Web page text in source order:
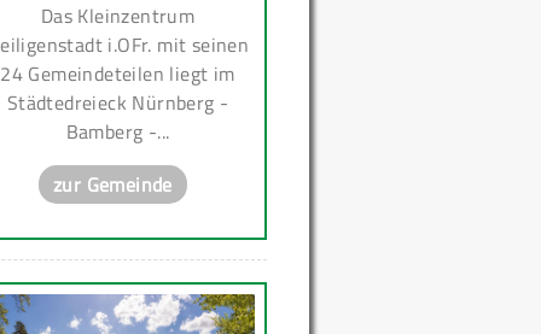
Das Kleinzentrum
i.OFr. mit seinen
24 Gemeindeteilen liegt im
Städtedreieck Nürnberg -
Bamberg -...
zur Gemeinde